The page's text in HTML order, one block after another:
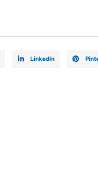
LinkedIn